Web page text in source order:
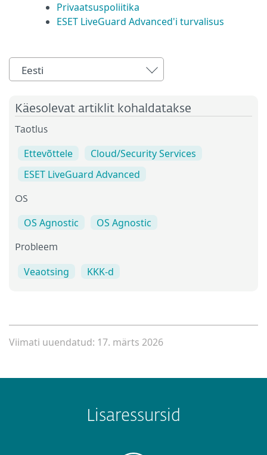
Privaatsuspoliitika
ESET LiveGuard Advanced'i turvalisus
Eesti
Käesolevat artiklit kohaldatakse
Taotlus
Ettevõttele
Cloud/Security Services
ESET LiveGuard Advanced
OS
OS Agnostic OS Agnostic
Probleem
Veaotsing KKK-d
Viimati uuendatud: 17. märts 2026
Lisaressursid